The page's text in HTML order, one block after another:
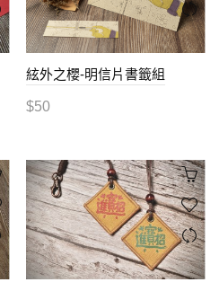
絃外之櫻-明信片書籤組
$50